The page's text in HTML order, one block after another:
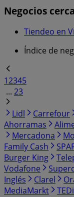
Negocios
Tiendeo en
Índice de
12345
... 23
Lidl
Carrefour
Ahorramas
Mercadona
Family Cash
Burger King
Vodafone
Inglés
Clarel
MediaMarkt
TEDi